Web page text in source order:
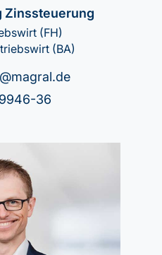
Zinssteuerung
(FH)
(BA)
36